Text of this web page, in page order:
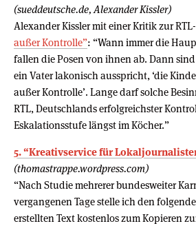
(sueddeutsche.de, Alexander Kissler)
Alexander Kissler mit einer Kritik zur
außer Kontrolle”: “Wann immer die
fallen die Posen von ihnen ab. Dann
ein Vater lakonisch ausspricht, ‘die
außer Kontrolle’. Lange darf solche
RTL, Deutschlands erfolgreichster
Eskalationsstufe längst im Köcher.”
5. “Kreativservice für
(thomastrappe.wordpress.com)
“Nach Studie mehrerer bundesweiter
vergangenen Tage stelle ich den
erstellten Text kostenlos zum Kopieren